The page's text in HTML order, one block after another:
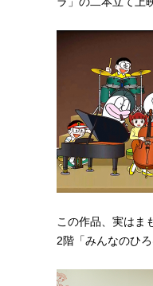
この作品、実はま
2階「みんなのひ